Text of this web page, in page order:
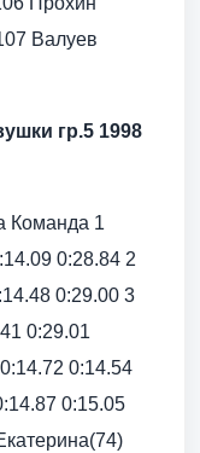
Валуев
гр.5 1998
Команда 1
0:28.84 2
0:29.00 3
0:29.01
0:14.54
0:15.05